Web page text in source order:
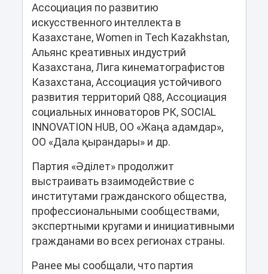
Ассоциация по развитию
искусственного интеллекта в
Казахстане, Women in Tech Kazakhstan,
Альянс креативных индустрий
Казахстана, Лига кинематографистов
Казахстана, Ассоциация устойчивого
развития территорий Q88, Ассоциация
социальных инноваторов РК, SOCIAL
INNOVATION HUB, ОО «Жаңа адамдар»,
ОО «Дала қырандары» и др.
Партия «Әділет» продолжит
выстраивать взаимодействие с
институтами гражданского общества,
профессиональными сообществами,
экспертными кругами и инициативными
гражданами во всех регионах страны.
Ранее мы сообщали, что партия